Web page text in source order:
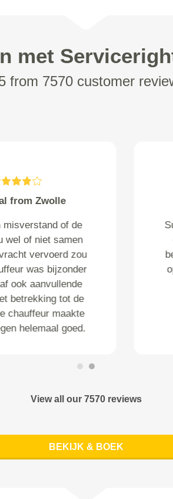
met
from 7570 customer
Braam from Appingedam
Super geregeld, online afspraak
gemaakt deze is telefonisch
bevestigd, en de koerier was er
op de afgesproken tijd en plek.
View all our 7570 reviews
BEKIJK & BOEK